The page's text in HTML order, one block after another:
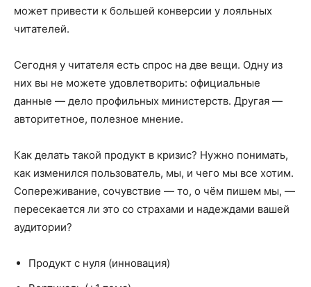
может привести к большей конверсии у лояльных
читателей.
Сегодня у читателя есть спрос на две вещи. Одну из
них вы не можете удовлетворить: официальные
данные — дело профильных министерств. Другая —
авторитетное, полезное мнение.
Как делать такой продукт в кризис? Нужно понимать,
как изменился пользователь, мы, и чего мы все хотим.
Сопереживание, сочувствие — то, о чём пишем мы, —
пересекается ли это со страхами и надеждами вашей
аудитории?
Продукт с нуля (инновация)